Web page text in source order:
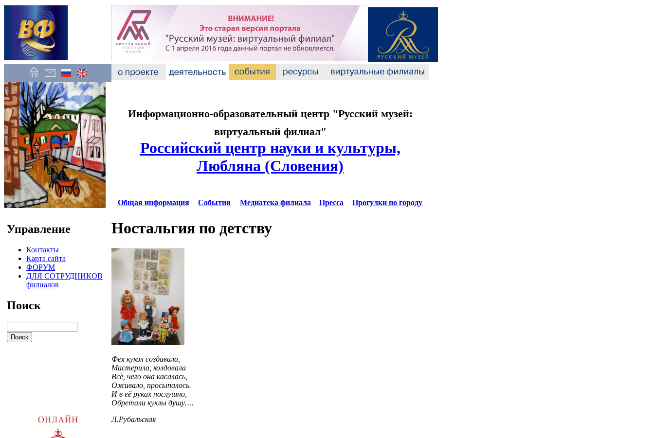
Управление
Контакты
Карта сайта
ФОРУМ
ДЛЯ СОТРУДНИКОВ
филиалов
Поиск
Информационно-образовательный центр "Русский музей:
виртуальный филиал"
Российский центр науки и культуры,
Любляна (Словения)
Общая информация События Медиатека филиала Пресса Прогулки по городу
Ностальгия по детству
Фея кукол создавала,
Мастерила, колдовала
Всё, чего она касалась,
Оживало, просыпалось.
И в её руках послушно,
Обретали куклы душу….
Л.Рубальская